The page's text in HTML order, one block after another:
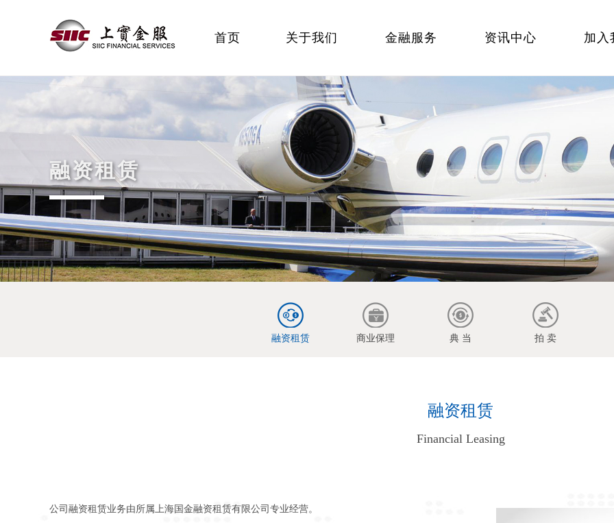
首页 关于我们 金融服务 资讯中心 加入
融资租赁
融资租赁 商业保理 典 当 拍 卖
融资租赁
Financial Leasing
公司融资租赁业务由所属上海国金融资租赁有限公司专业经营。